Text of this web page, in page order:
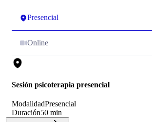
Presencial
Online
Sesión psicoterapia presencial
ModalidadPresencial
Duración50 min